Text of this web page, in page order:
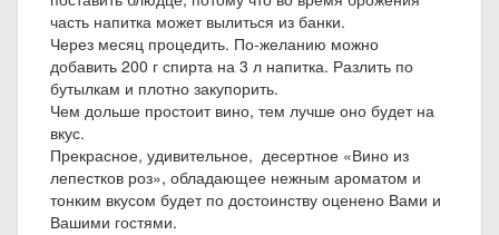
часть напитка может вылиться из банки.
Через месяц процедить. По-желанию можно
добавить 200 г спирта на 3 л напитка. Разлить по
бутылкам и плотно закупорить.
Чем дольше простоит вино, тем лучше оно будет на
вкус.
Прекрасное, удивительное, десертное «Вино из
лепестков роз», обладающее нежным ароматом и
тонким вкусом будет по достоинству оценено Вами и
Вашими гостями.